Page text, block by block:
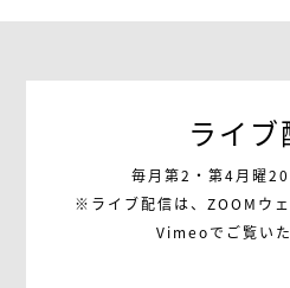
ライブ
毎月第2・第4月曜
※ライブ配信は、ZOOMウ
Vimeoでご覧いた